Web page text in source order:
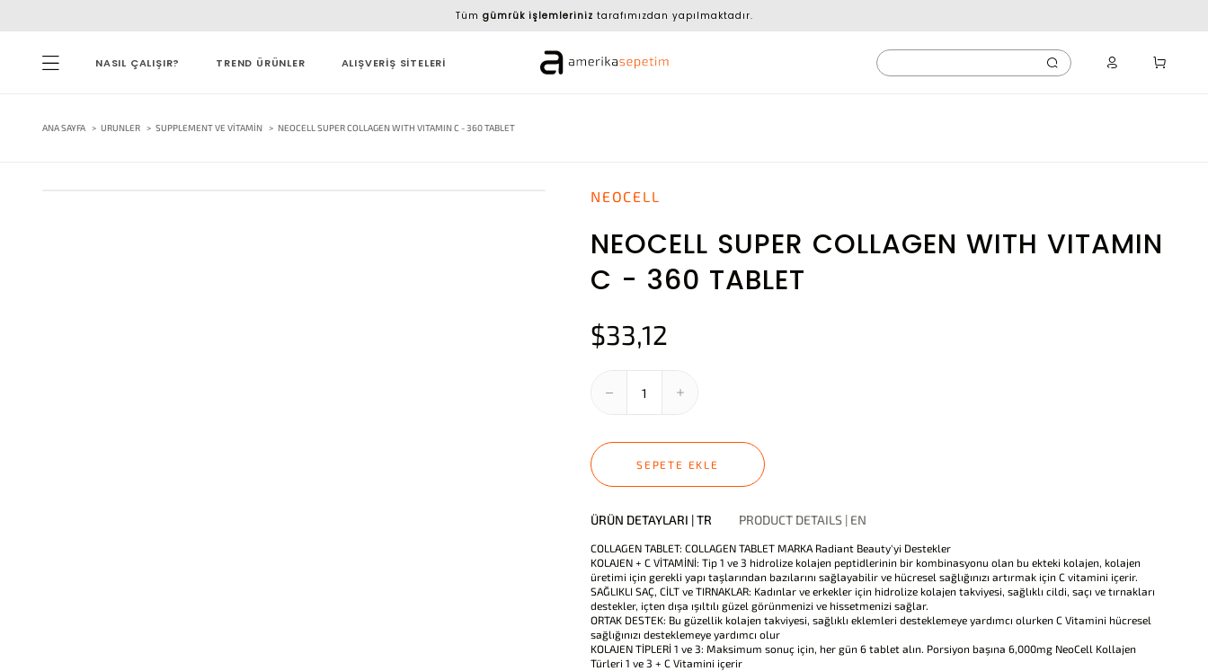
Tüm gümrük işlemleriniz tarafımızdan yapılmaktadır.
NASIL ÇALIŞIR? TREND ÜRÜNLER ALIŞVERİŞ SİTELERİ
ANA SAYFA URUNLER SUPPLEMENT VE VITAMIN NEOCELL SUPER COLLAGEN WITH VITAMIN C - 360 TABLET
NEOCELL
NEOCELL SUPER COLLAGEN WITH VITAMIN
C - 360 TABLET
$33,12
SEPETE EKLE
ÜRÜN DETAYLARI | TR PRODUCT DETAILS | EN
COLLAGEN TABLET: COLLAGEN TABLET MARKA Radiant Beauty'yi Destekler
KOLAJEN + C VİTAMİNİ: Tip 1 ve 3 hidrolize kolajen peptidlerinin bir kombinasyonu olan bu ekteki kolajen, kolajen
üretimi için gerekli yapı taşlarından bazılarını sağlayabilir ve hücresel sağlığınızı artırmak için C vitamini içerir.
SAĞLIKLI SAÇ, CİLT ve TIRNAKLAR: Kadınlar ve erkekler için hidrolize kolajen takviyesi, sağlıklı cildi, saçı ve tırnakları
destekler, içten dışa ışıltılı güzel görünmenizi ve hissetmenizi sağlar.
ORTAK DESTEK: Bu güzellik kolajen takviyesi, sağlıklı eklemleri desteklemeye yardımcı olurken C Vitamini hücresel
sağlığınızı desteklemeye yardımcı olur
KOLAJEN TİPLERİ 1 ve 3: Maksimum sonuç için, her gün 6 tablet alın. Porsiyon başına 6,000mg NeoCell Kollajen
Türleri 1 ve 3 + C Vitamini içerir